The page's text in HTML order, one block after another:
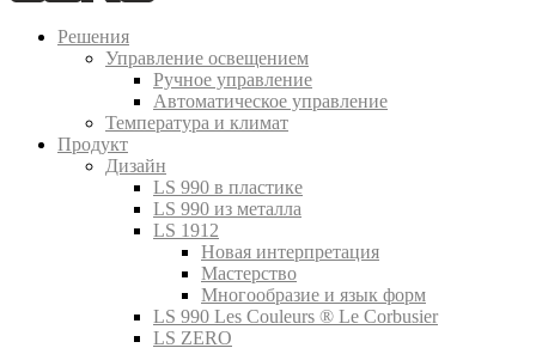
Решения
Управление освещением
Ручное управление
Автоматическое управление
Температура и климат
Продукт
Дизайн
LS 990 в пластике
LS 990 из металла
LS 1912
Новая интерпретация
Мастерство
Многообразие и язык форм
LS 990 Les Couleurs ® Le Corbusier
LS ZERO